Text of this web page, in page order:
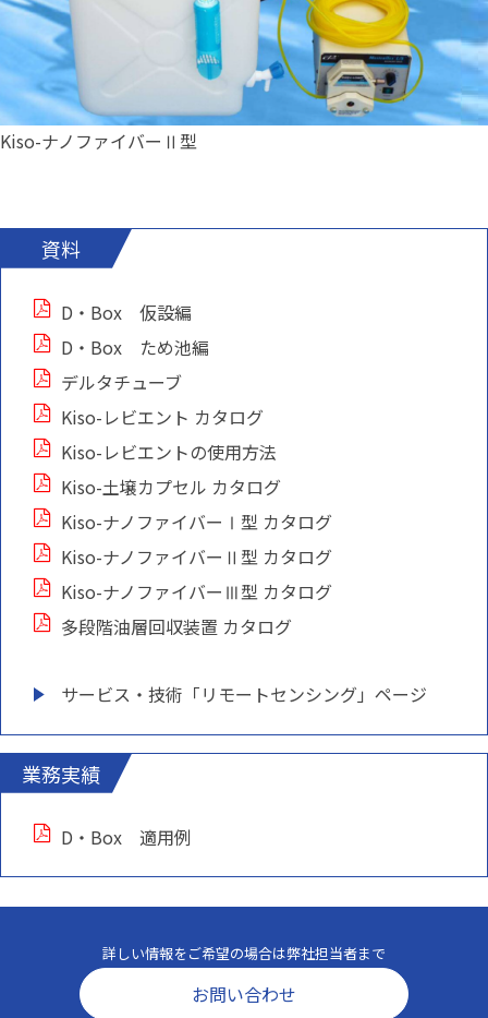
Kiso-ナノファイバーⅡ型
資料
D・Box 仮設編
D・Box ため池編
デルタチューブ
Kiso-レビエント カタログ
Kiso-レビエントの使用方法
Kiso-土壌カプセル カタログ
Kiso-ナノファイバーⅠ型 カタログ
Kiso-ナノファイバーⅡ型 カタログ
Kiso-ナノファイバーⅢ型 カタログ
多段階油層回収装置 カタログ
サービス・技術「リモートセンシング」ページ
業務実績
D・Box 適用例
詳しい情報をご希望の場合は弊社担当者まで
お問い合わせ